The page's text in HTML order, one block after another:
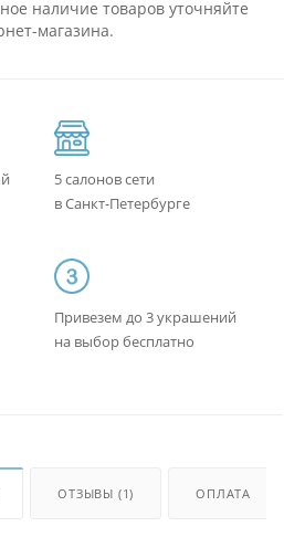
наличие товаров уточняйте
магазина.
5 салонов сети
в Санкт-Петербурге
Привезем до 3 украшений
на выбор бесплатно
ОТЗЫВЫ (1) ОПЛАТА